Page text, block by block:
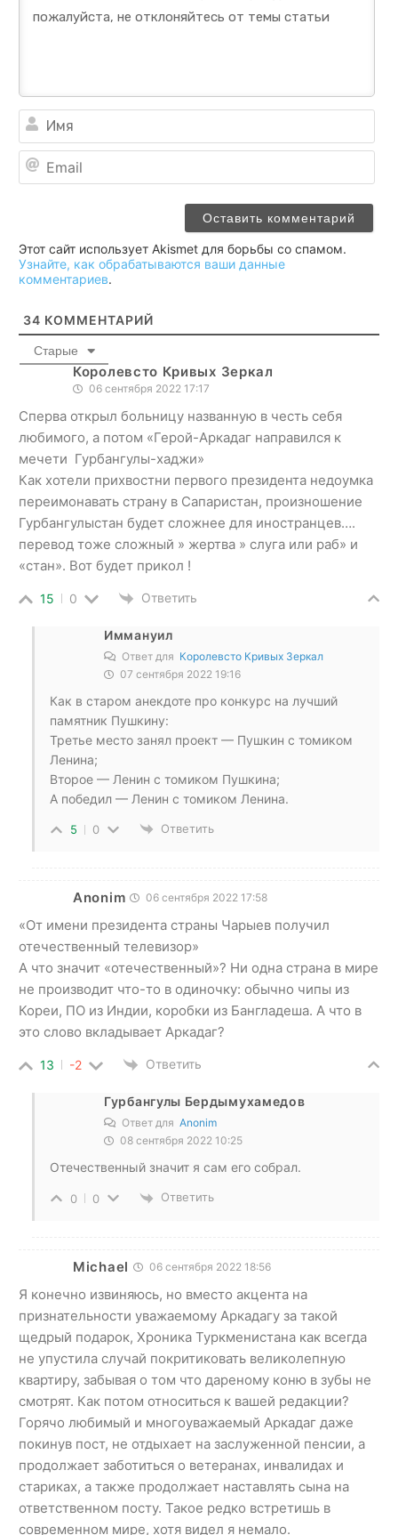
Этот сайт использует Akismet для борьбы со спамом.
Узнайте, как обрабатываются ваши данные
комментариев.
34 КОММЕНТАРИЙ
Старые
Королевсто Кривых Зеркал
06 сентября 2022 17:17
Сперва открыл больницу названную в честь себя
любимого, а потом «Герой-Аркадаг направился к
мечети ­ Гурбангулы-хаджи»
Как хотели прихвостни первого президента недоумка
переимонавать страну в Сапаристан, произношение
Гурбангулыстан будет сложнее для иностранцев….
перевод тоже сложный » жертва » слуга или раб» и
«стан». Вот будет прикол !
15 0 Ответить
Иммануил
Ответ для Королевсто Кривых Зеркал
07 сентября 2022 19:16
Как в старом анекдоте про конкурс на лучший
памятник Пушкину:
Третье место занял проект — Пушкин с томиком
Ленина;
Второе — Ленин с томиком Пушкина;
А победил — Ленин с томиком Ленина.
5 0 Ответить
Anonim 06 сентября 2022 17:58
«От имени президента страны Чарыев получил
отечественный телевизор»
А что значит «отечественный»? Ни одна страна в мире
не производит что-то в одиночку: обычно чипы из
Кореи, ПО из Индии, коробки из Бангладеша. А что в
это слово вкладывает Аркадаг?
13 -2 Ответить
Гурбангулы Бердымухамедов
Ответ для Anonim
08 сентября 2022 10:25
Отечественный значит я сам его собрал.
0 0 Ответить
Michael 06 сентября 2022 18:56
Я конечно извиняюсь, но вместо акцента на
признательности уважаемому Аркадагу за такой
щедрый подарок, Хроника Туркменистана как всегда
не упустила случай покритиковать великолепную
квартиру, забывая о том что дареному коню в зубы не
смотрят. Как потом относиться к вашей редакции?
Горячо любимый и многоуважаемый Аркадаг даже
покинув пост, не отдыхает на заслуженной пенсии, а
продолжает заботиться о ветеранах, инвалидах и
стариках, а также продолжает наставлять сына на
ответственном посту. Такое редко встретишь в
современном мире, хотя видел я немало.